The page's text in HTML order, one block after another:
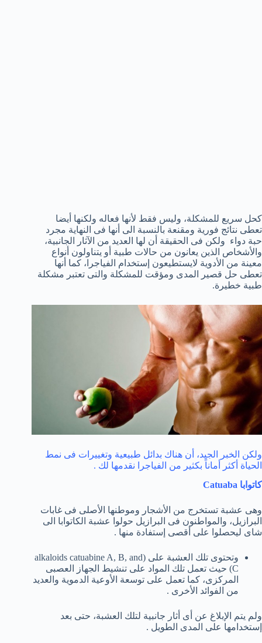
كحل سريع للمشكلة، وليس فقط لأنها فعاله ولكنها أيضا
تعطى نتائج فورية ومقنعة بالنسبة الى أنها فى النهاية مجرد
حبة دواء ولكن فى الحقيقة أن لها العديد من الآثار الجانبية،
والأشخاص الذين يعانون من حالات طبية أو يتناولون أنواع
معينة من الأدوية لايستطيعون إستخدام الفياجرا، كما أنها
تعطى حل قصير المدى ومؤقت للمشكلة والتى تعتبر مشكلة
طبية خطيرة.
ولكن الخبر الجيد، أن هناك بدائل طبيعية وتغييرات فى نمط
الحياة أكثر أماناً بكثير من الفياجرا نقدمها لك .
كاتوابا Catuaba
وهى عشبة تستخرج من الأشجار وموطنها الأصلى فى غابات
البرازيل، والمواطنون فى البرازيل حولوا عشبة الكاتوابا الى
شاى ليحصلوا على أقصى إستفادة منها .
وتحتوى تلك العشبة على (alkaloids catuabine A, B, and
C) حيث تعمل تلك المواد على تنشيط الجهاز العصبى
المركزى، كما تعمل على توسعة الأوعية الدموية والعديد
من الفوائد الأخرى .
ولم يتم الإبلاغ عن أى أثار جانبية لتلك العشبة، حتى بعد
إستخدامها على المدى الطويل .